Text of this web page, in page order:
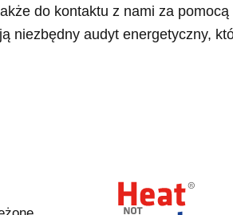
do kontaktu z nami za pomocą
niezbędny audyt energetyczny,